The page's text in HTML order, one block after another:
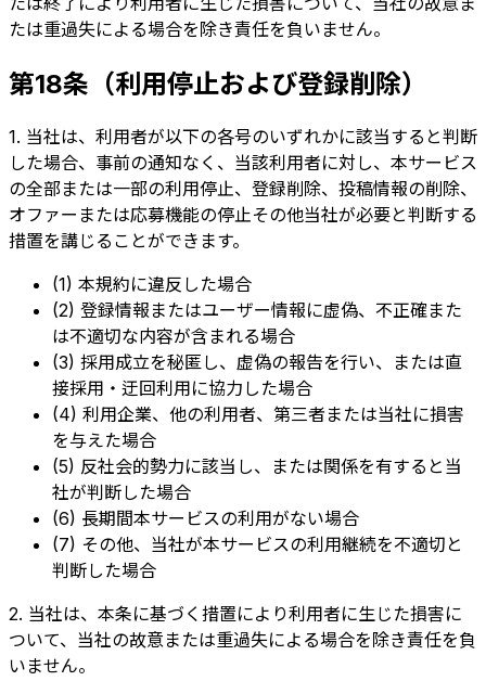
たは重過失による場合を除き責任を負いません。
第18条（利用停止および登録削除）
1. 当社は、利用者が以下の各号のいずれかに該当すると判断
した場合、事前の通知なく、当該利用者に対し、本サービス
の全部または一部の利用停止、登録削除、投稿情報の削除、
オファーまたは応募機能の停止その他当社が必要と判断する
措置を講じることができます。
(1) 本規約に違反した場合
(2) 登録情報またはユーザー情報に虚偽、不正確また
は不適切な内容が含まれる場合
(3) 採用成立を秘匿し、虚偽の報告を行い、または直
接採用・迂回利用に協力した場合
(4) 利用企業、他の利用者、第三者または当社に損害
を与えた場合
(5) 反社会的勢力に該当し、または関係を有すると当
社が判断した場合
(6) 長期間本サービスの利用がない場合
(7) その他、当社が本サービスの利用継続を不適切と
判断した場合
2. 当社は、本条に基づく措置により利用者に生じた損害に
ついて、当社の故意または重過失による場合を除き責任を負
いません。